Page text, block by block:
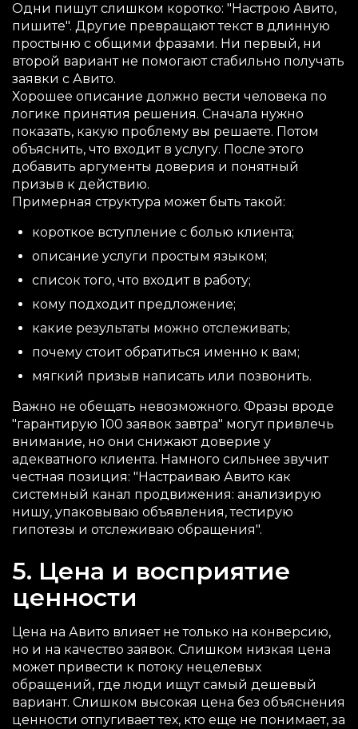
Одни пишут слишком коротко: "Настрою Авито,
пишите". Другие превращают текст в длинную
простыню с общими фразами. Ни первый, ни
второй вариант не помогают стабильно получать
заявки с Авито.
Хорошее описание должно вести человека по
логике принятия решения. Сначала нужно
показать, какую проблему вы решаете. Потом
объяснить, что входит в услугу. После этого
добавить аргументы доверия и понятный
призыв к действию.
Примерная структура может быть такой:
короткое вступление с болью клиента;
описание услуги простым языком;
список того, что входит в работу;
кому подходит предложение;
какие результаты можно отслеживать;
почему стоит обратиться именно к вам;
мягкий призыв написать или позвонить.
Важно не обещать невозможного. Фразы вроде
"гарантирую 100 заявок завтра" могут привлечь
внимание, но они снижают доверие у
адекватного клиента. Намного сильнее звучит
честная позиция: "Настраиваю Авито как
системный канал продвижения: анализирую
нишу, упаковываю объявления, тестирую
гипотезы и отслеживаю обращения".
5. Цена и восприятие
ценности
Цена на Авито влияет не только на конверсию,
но и на качество заявок. Слишком низкая цена
может привести к потоку нецелевых
обращений, где люди ищут самый дешевый
вариант. Слишком высокая цена без объяснения
ценности отпугивает тех, кто еще не понимает, за